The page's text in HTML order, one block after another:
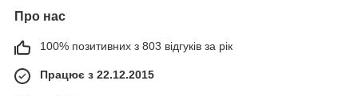
Про нас
100% позитивних з 803 відгуків за рік
Працює з 22.12.2015